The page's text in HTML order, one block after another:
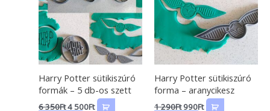
Harry Potter sütikiszúró
formák – 5 db-os szett
6 350Ft4 500Ft
Harry Potter sütikiszúró
forma – aranycikesz
1 290Ft 990Ft